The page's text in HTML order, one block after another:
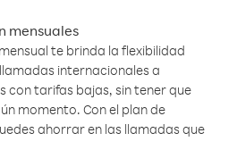
mensuales
te brinda la flexibilidad
internacionales a
con tarifas bajas, sin tener que
momento. Con el plan de
ahorrar en las llamadas que